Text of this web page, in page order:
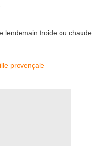
lendemain froide ou chaude.